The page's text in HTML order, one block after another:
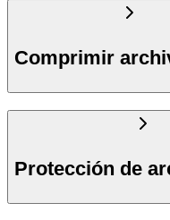
Comprimir
Protección de